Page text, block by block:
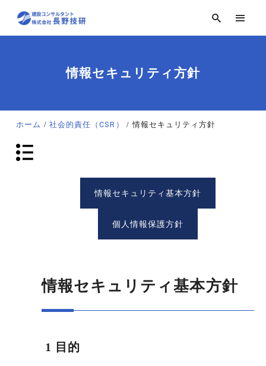
情報セキュリティ方針
ホーム 社会的責任（CSR） 情報セキュリティ方針
情報セキュリティ基本方針
個人情報保護方針
情報セキュリティ基本方針
1 目的